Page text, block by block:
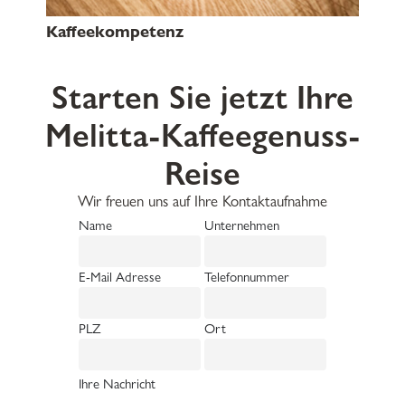
Kaffeekompetenz
Starten Sie jetzt Ihre
Melitta-Kaffeegenuss-
Reise
Wir freuen uns auf Ihre Kontaktaufnahme
Name Unternehmen
E-Mail Adresse Telefonnummer
PLZ Ort
Ihre Nachricht